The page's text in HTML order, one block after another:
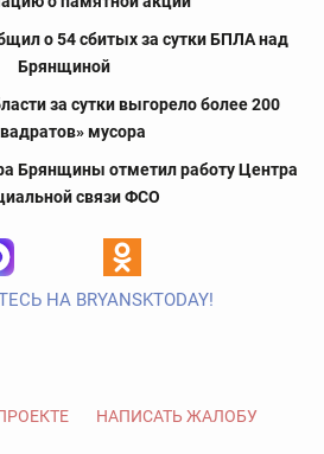
о 54 сбитых за сутки БПЛА над
Брянщиной
за сутки выгорело более 200
мусора
Брянщины отметил работу Центра
связи ФСО
НА BRYANSKTODAY!
НАПИСАТЬ ЖАЛОБУ